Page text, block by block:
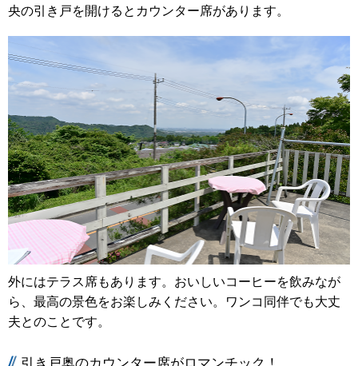
央の引き戸を開けるとカウンター席があります。
外にはテラス席もあります。おいしいコーヒーを飲みなが
ら、最高の景色をお楽しみください。ワンコ同伴でも大丈
夫とのことです。